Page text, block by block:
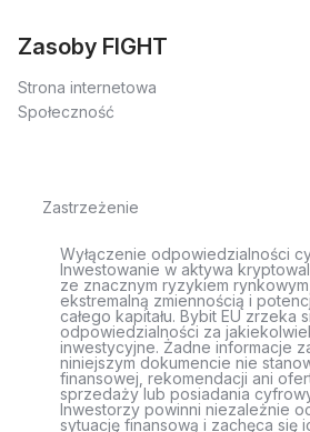
Zasoby FIGHT
Strona internetowa
Społeczność
Zastrzeżenie
Wyłączenie odpowiedzialności
Inwestowanie w aktywa
ze znacznym ryzykiem
ekstremalną zmiennością i
całego kapitału. Bybit EU zrzeka
odpowiedzialności za
inwestycyjne. Żadne informacje
niniejszym dokumencie nie
finansowej, rekomendacji ani
sprzedaży lub posiadania
Inwestorzy powinni niezależnie
sytuację finansową i zachęca się